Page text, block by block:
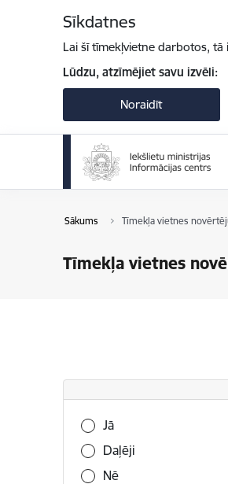
Sīkdatnes
Lai šī tīmekļvietne darbotos,
Lūdzu, atzīmējiet savu izvēli:
Noraidīt
Sākums Tīmekļa vietnes
Tīmekļa vietnes
Vai šī informācija bija
Jā
Daļēji
Nē